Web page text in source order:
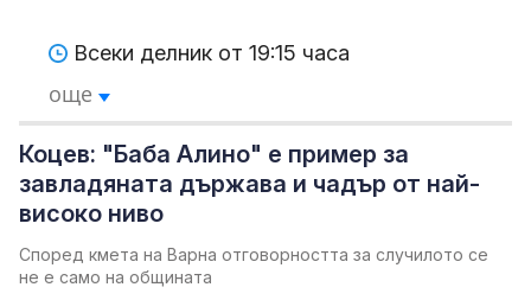
Всеки делник от 19:15 часа
още
Коцев: "Баба Алино" е пример за
завладяната държава и чадър от най-
високо ниво
Според кмета на Варна отговорността за случилото се
не е само на общината